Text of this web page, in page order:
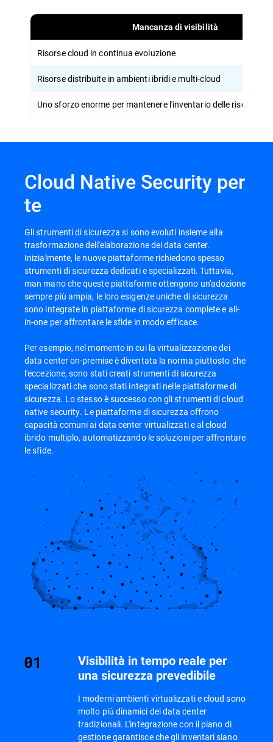
Mancanza di visibilità
Risorse cloud in continua evoluzione
Risorse distribuite in ambienti ibridi e multi-cloud
Uno sforzo enorme per mantenere l'inventario delle risorse in
Cloud Native Security per
te
Gli strumenti di sicurezza si sono evoluti insieme alla
trasformazione dell'elaborazione dei data center.
Inizialmente, le nuove piattaforme richiedono spesso
strumenti di sicurezza dedicati e specializzati. Tuttavia,
man mano che queste piattaforme ottengono un'adozione
sempre più ampia, le loro esigenze uniche di sicurezza
sono integrate in piattaforme di sicurezza complete e all-
in-one per affrontare le sfide in modo efficace.
Per esempio, nel momento in cui la virtualizzazione dei
data center on-premise è diventata la norma piuttosto che
l'eccezione, sono stati creati strumenti di sicurezza
specializzati che sono stati integrati nelle piattaforme di
sicurezza. Lo stesso è successo con gli strumenti di cloud
native security. Le piattaforme di sicurezza offrono
capacità comuni ai data center virtualizzati e al cloud
ibrido multiplo, automatizzando le soluzioni per affrontare
le sfide.
Visibilità in tempo reale per
una sicurezza prevedibile
I moderni ambienti virtualizzati e cloud sono
molto più dinamici dei data center
tradizionali. L'integrazione con il piano di
gestione garantisce che gli inventari siano